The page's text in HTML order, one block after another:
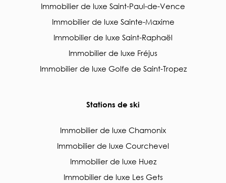
Immobilier de luxe Saint-Paul-de-Vence
Immobilier de luxe Sainte-Maxime
Immobilier de luxe Saint-Raphaël
Immobilier de luxe Fréjus
Immobilier de luxe Golfe de Saint-Tropez
Stations de ski
Immobilier de luxe Chamonix
Immobilier de luxe Courchevel
Immobilier de luxe Huez
Immobilier de luxe Les Gets